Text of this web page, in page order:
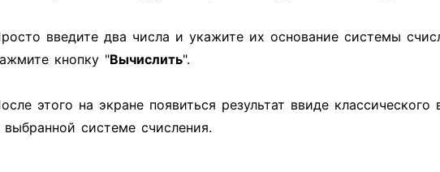
введите два числа и укажите их основание системы
кнопку "Вычислить".
этого на экране появиться результат ввиде
выбранной системе счисления.